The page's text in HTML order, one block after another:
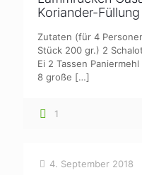
Koriander-
Zutaten (für 4
Stück 200 gr.) 2
Ei 2 Tassen
8 große […]
1
4. September 2018